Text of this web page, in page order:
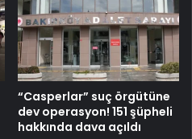
“Casperlar” suç örgütüne
dev operasyon! 151 şüpheli
hakkında dava açıldı